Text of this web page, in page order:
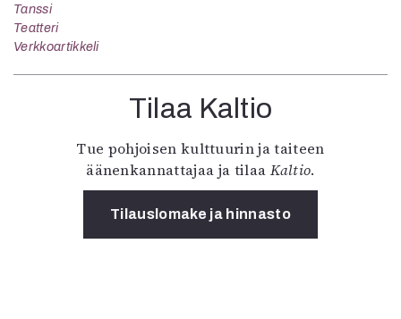
Tanssi
Teatteri
Verkkoartikkeli
Tilaa Kaltio
Tue pohjoisen kulttuurin ja taiteen
äänenkannattajaa ja tilaa Kaltio.
Tilauslomake ja hinnasto